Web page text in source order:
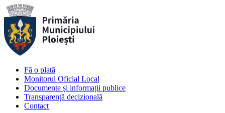
Fă o plată
Monitorul Oficial Local
Documente și informații publice
Transparență decizională
Contact